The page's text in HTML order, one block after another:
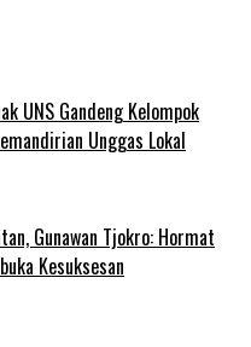
UNS Gandeng Kelompok
Unggas Lokal
Gunawan Tjokro: Hormat
Kesuksesan